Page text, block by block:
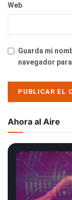
Web
Guarda mi
navegador
Ahora al Aire